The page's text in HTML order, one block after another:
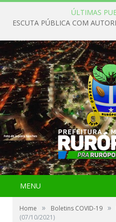
ÚLTIMAS
MENU
Home » Boletins COVID-19 »
(07/10/2021)